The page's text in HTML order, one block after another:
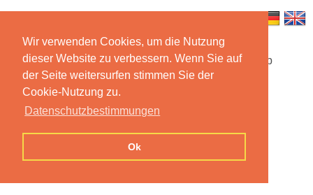
Wir verwenden Cookies, um die Nutzung
dieser Website zu verbessern. Wenn Sie auf
der Seite weitersurfen stimmen Sie der
Cookie-Nutzung zu.
Datenschutzbestimmungen
Ok
Startseite Funktionen Mobile App
Preise
Kontakt Impressum